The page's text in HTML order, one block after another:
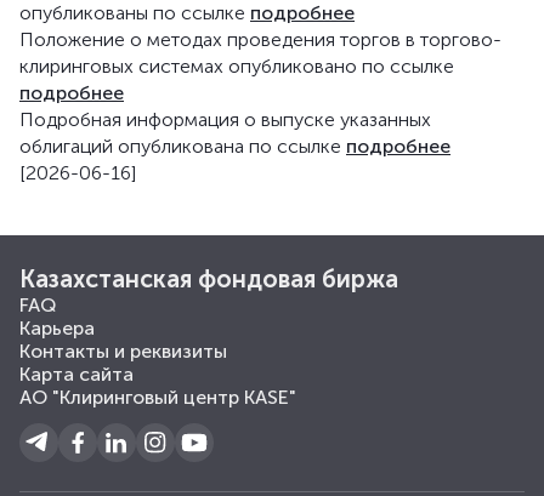
опубликованы по ссылке подробнее
Положение о методах проведения торгов в торгово-
клиринговых системах опубликовано по ссылке
подробнее
Подробная информация о выпуске указанных
облигаций опубликована по ссылке подробнее
[2026-06-16]
Казахстанская фондовая биржа
FAQ
Карьера
Контакты и реквизиты
Карта сайта
АО "Клиринговый центр KASE"